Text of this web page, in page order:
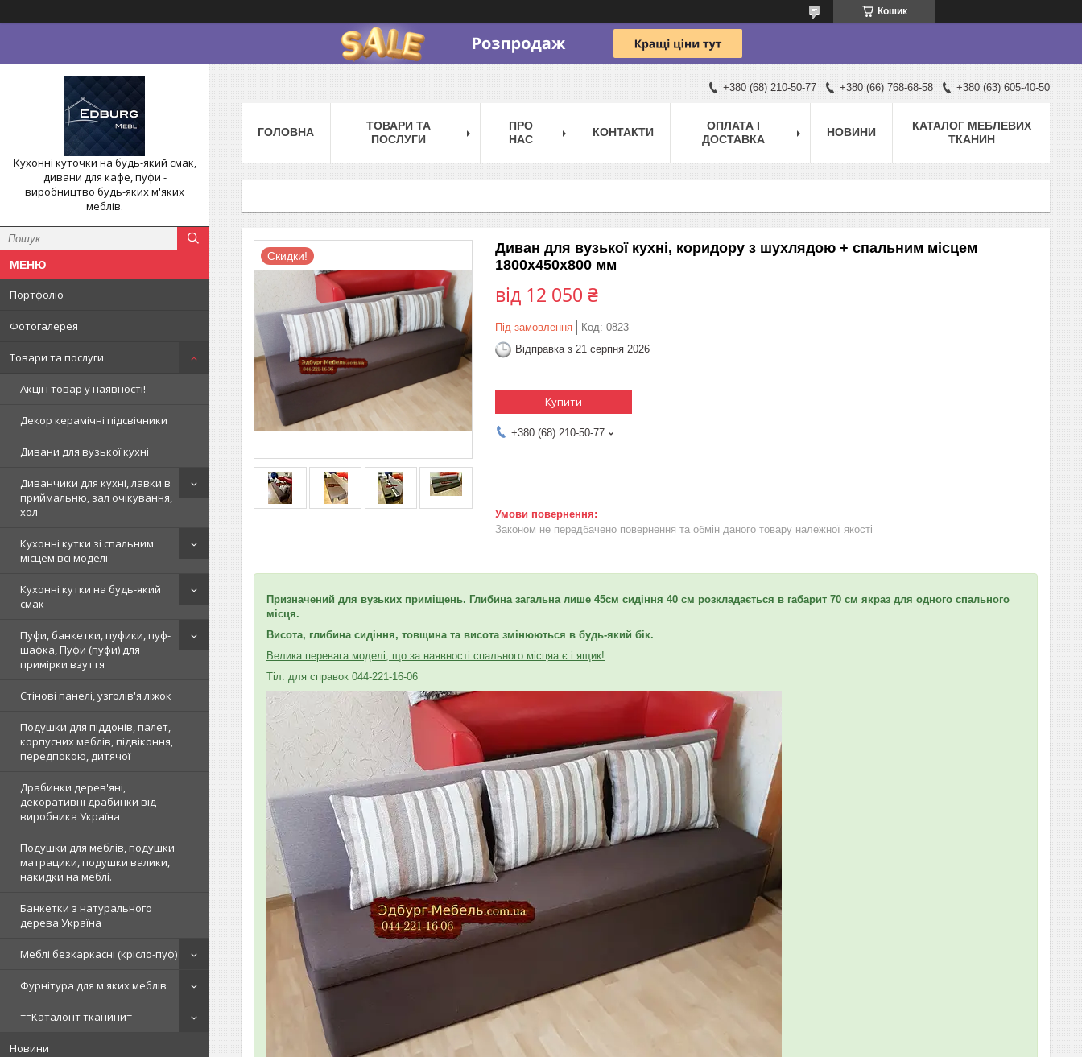
Кошик
Кухонні куточки на будь-який смак,
дивани для кафе, пуфи -
виробництво будь-яких м'яких
меблів.
Портфоліо
Фотогалерея
Товари та послуги
Акції і товар у наявності!
Декор керамічні підсвічники
Дивани для вузької кухні
Диванчики для кухні, лавки в
приймальню, зал очікування,
хол
Кухонні кутки зі спальним
місцем всі моделі
Кухонні кутки на будь-який
смак
Пуфи, банкетки, пуфики, пуф-
шафка, Пуфи (пуфи) для
примірки взуття
Стінові панелі, узголів'я ліжок
Подушки для піддонів, палет,
корпусних меблів, підвіконня,
передпокою, дитячої
Драбинки дерев'яні,
декоративні драбинки від
виробника Україна
Подушки для меблів, подушки
матрацики, подушки валики,
накидки на меблі.
Банкетки з натурального
дерева Україна
Меблі безкаркасні (крісло-пуф)
Фурнітура для м'яких меблів
==Каталонт тканини=
Новини
+380 (68) 210-50-77 +380 (66) 768-68-58 +380 (63) 605-40-50
ГОЛОВНА
ТОВАРИ ТА
ПОСЛУГИ
ПРО
НАС
КОНТАКТИ
ОПЛАТА І
ДОСТАВКА
НОВИНИ
КАТАЛОГ МЕБЛЕВИХ
ТКАНИН
Скидки!
Диван для вузької кухні, коридору з шухлядою + спальним місцем
1800х450х800 мм
від 12 050 ₴
Під замовлення Код: 0823
Відправка з 21 серпня 2026
Купити
+380 (68) 210-50-77
Законом не передбачено повернення та обмін даного товару належної якості
Призначений для вузьких приміщень. Глибина загальна лише 45см сидіння 40 см розкладається в габарит 70 см якраз для одного спального
місця.
Висота, глибина сидіння, товщина та висота змінюються в будь-який бік.
Велика перевага моделі, що за наявності спального місцяа є і ящик!
Тіл. для справок 044-221-16-06